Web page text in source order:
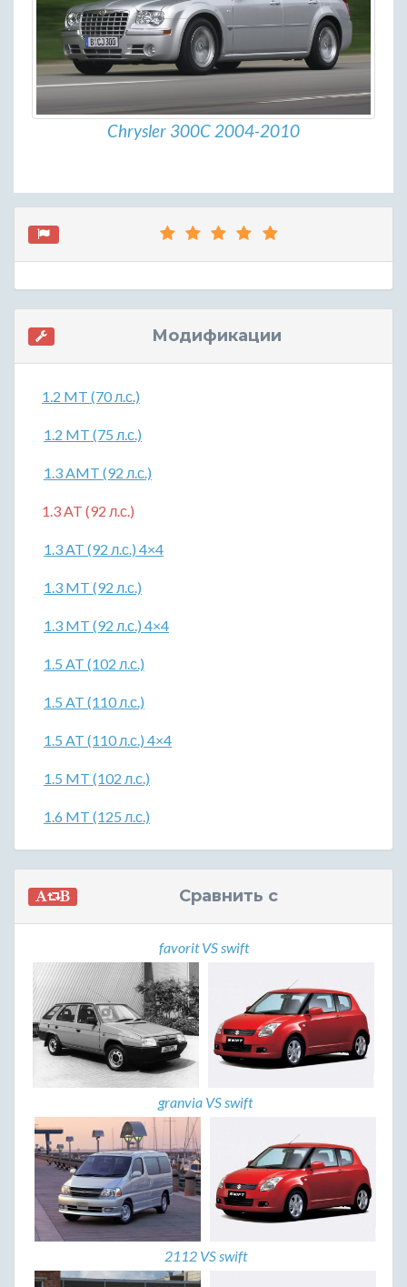
Chrysler 300C 2004-2010
Модификации
1.2 MT (70 л.с.)
1.2 MT (75 л.с.)
1.3 AMT (92 л.с.)
1.3 AT (92 л.с.)
1.3 AT (92 л.с.) 4×4
1.3 MT (92 л.с.)
1.3 MT (92 л.с.) 4×4
1.5 AT (102 л.с.)
1.5 AT (110 л.с.)
1.5 AT (110 л.с.) 4×4
1.5 MT (102 л.с.)
1.6 MT (125 л.с.)
Сравнить с
favorit VS swift
granvia VS swift
2112 VS swift